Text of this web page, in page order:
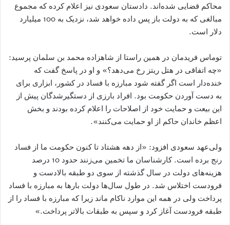
محاکم قضایی شده‌اند. دادستان سعودی نیز اعلام کرده که مجموع
مبالغی که به دولت باز پس داده خواهد شد، نزدیک به 100 میلیارد
دلار است.
توماس فریدمان در همین راستا از شاهزاده محمد بن سلمان پرسید:
«چه اتفاقی در هتل ریتز رخ می‌دهد؟» و او در پاسخ گفت که
خنده‌دار است اگر گفته شود مبارزه با فساد در کشور، ابزاری برای
به دست آوردن حکومت بود. افراد بارزی از دستگیرشدگان پیش از
این بیعت و حمایت خود از اصلاحات را اعلام کرده بودند و بخش
اعظم خاندان حاکم از او حمایت می‌کنند».
ولی‌عهد سعودی افزود: «از دهه هشتاد تا کنون حکومت ما از فساد
رنج برده است. کارشناسان ما تخمین می‌زنند حدود 10 درصد
هزینه‌های دولت در سال گذشته از سوی دو طبقه بالادست و
فرودست اختلاس شد. در طول سال‌ها دولت بارها به مبارزه با فساد
پرداخت ولی در همه این موارد ناکام ماند زیرا که مبارزه با فساد را از
طبقه فرودست آغاز کرد و سپس به طبقات بالاتر پرداخت.»